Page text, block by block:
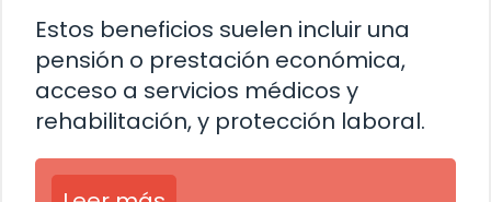
Estos beneficios suelen incluir una
pensión o prestación económica,
acceso a servicios médicos y
rehabilitación, y protección laboral.